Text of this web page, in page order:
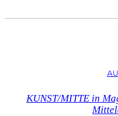
KUNST/MITTE in